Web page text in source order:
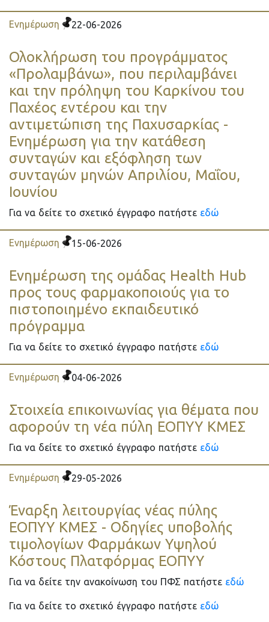
Ενημέρωση 22-06-2026
Ολοκλήρωση του προγράμματος
«Προλαμβάνω», που περιλαμβάνει
και την πρόληψη του Καρκίνου του
Παχέος εντέρου και την
αντιμετώπιση της Παχυσαρκίας -
Ενημέρωση για την κατάθεση
συνταγών και εξόφληση των
συνταγών μηνών Απριλίου, Μαΐου,
Ιουνίου
Για να δείτε το σχετικό έγγραφο πατήστε εδώ
Ενημέρωση 15-06-2026
Ενημέρωση της ομάδας Health Hub
προς τους φαρμακοποιούς για το
πιστοποιημένο εκπαιδευτικό
πρόγραμμα
Για να δείτε το σχετικό έγγραφο πατήστε εδώ
Ενημέρωση 04-06-2026
Στοιχεία επικοινωνίας για θέματα που
αφορούν τη νέα πύλη ΕΟΠΥΥ ΚΜΕΣ
Για να δείτε το σχετικό έγγραφο πατήστε εδώ
Ενημέρωση 29-05-2026
Έναρξη λειτουργίας νέας πύλης
ΕΟΠΥΥ ΚΜΕΣ - Οδηγίες υποβολής
τιμολογίων Φαρμάκων Υψηλού
Κόστους Πλατφόρμας ΕΟΠΥΥ
Για να δείτε την ανακοίνωση του ΠΦΣ πατήστε εδώ
Για να δείτε το σχετικό έγγραφο πατήστε εδώ